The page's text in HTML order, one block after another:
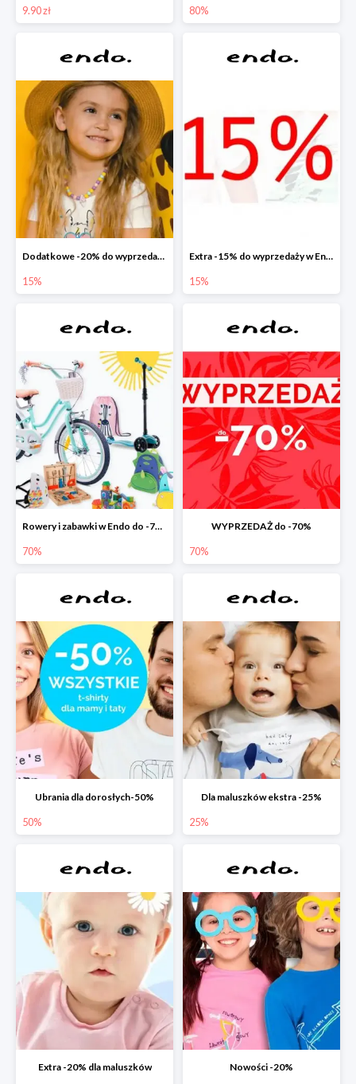
9.90 zł 80%
Dodatkowe -20% do wyprzedaży w Endo
15%
Extra -15% do wyprzedaży w Endo
15%
Rowery i zabawki w Endo do -70%
70%
WYPRZEDAŻ do -70%
70%
Ubrania dla dorosłych-50%
50%
Dla maluszków ekstra -25%
25%
Extra -20% dla maluszków Nowości -20%